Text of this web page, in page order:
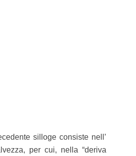
silloge consiste nell’
per cui, nella “deriva